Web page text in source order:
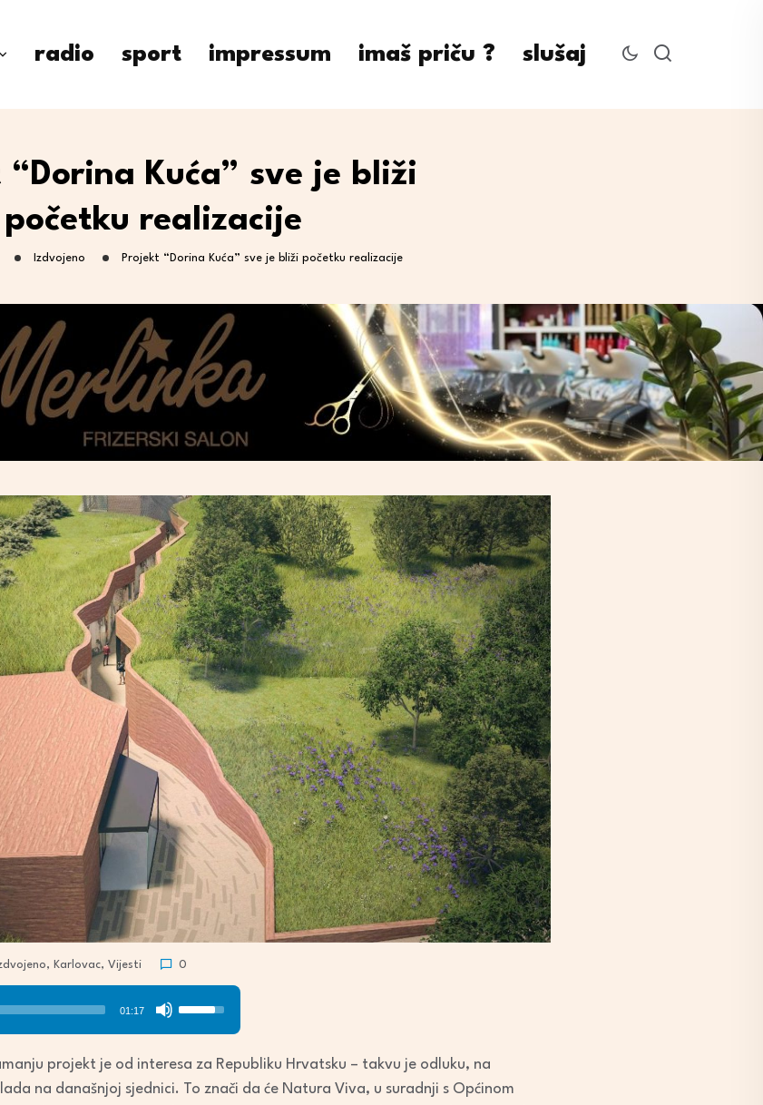
radio sport impressum imaš priču ? slušaj
“Dorina Kuća” sve je bliži
početku realizacije
Izdvojeno Projekt “Dorina Kuća” sve je bliži početku realizacije
, Karlovac, Vijesti 0
01:17
Use
Up/Down
projekt je od interesa za Republiku Hrvatsku – takvu je odluku, na
na današnjoj sjednici. To znači da će Natura Viva, u suradnji s Općinom